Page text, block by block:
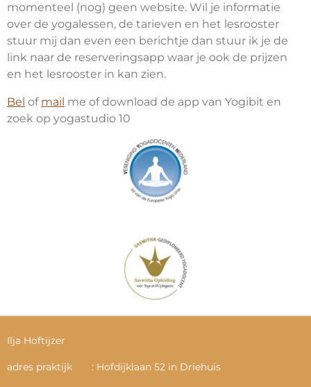
momenteel (nog) geen website. Wil je informatie
over de yogalessen, de tarieven en het lesrooster
stuur mij dan even een berichtje dan stuur ik je de
link naar de reserveringsapp waar je ook de prijzen
en het lesrooster in kan zien.
Bel of mail me of download de app van Yogibit en
zoek op yogastudio 10
Ilja Hoftijzer
adres praktijk : Hofdijklaan 52 in Driehuis